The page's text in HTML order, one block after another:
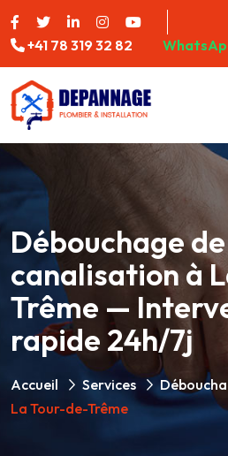
+41 78 319 32 82
Débouchage de
canalisation à
Trême —
rapide 24h/7j
Accueil Services
La Tour-de-Trême